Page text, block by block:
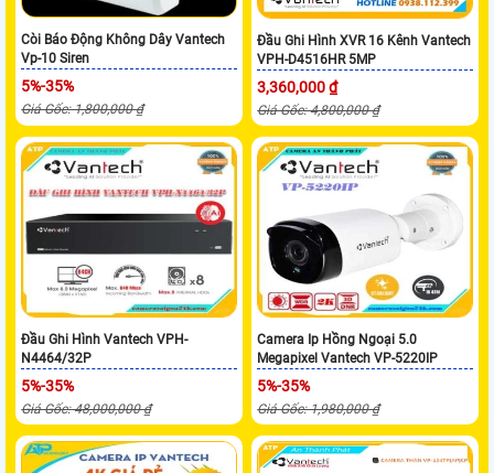
Còi Báo Động Không Dây Vantech
Vp-10 Siren
5%-35%
Giá Gốc: 1,800,000 ₫
Đầu Ghi Hình XVR 16 Kênh Vantech
VPH-D4516HR 5MP
3,360,000 ₫
Giá Gốc: 4,800,000 ₫
Đầu Ghi Hình Vantech VPH-
N4464/32P
5%-35%
Giá Gốc: 48,000,000 ₫
Camera Ip Hồng Ngoại 5.0
Megapixel Vantech VP-5220IP
5%-35%
Giá Gốc: 1,980,000 ₫